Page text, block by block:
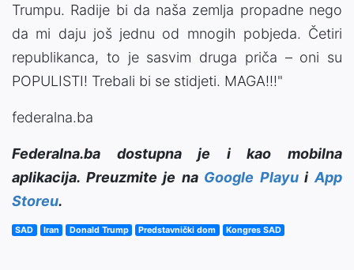
Trumpu. Radije bi da naša zemlja propadne nego
da mi daju još jednu od mnogih pobjeda. Četiri
republikanca, to je sasvim druga priča – oni su
POPULISTI! Trebali bi se stidjeti. MAGA!!!"
federalna.ba
Federalna.ba dostupna je i kao mobilna
aplikacija. Preuzmite je na Google PlayuiApp
Storeu.
SAD Iran Donald Trump Predstavnički dom Kongres SAD